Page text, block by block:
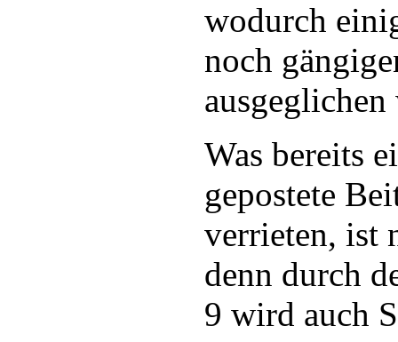
wodurch
noch
ausgeglichen
Was bereits
gepostete
verrieten, ist
denn durch
9 wird auch